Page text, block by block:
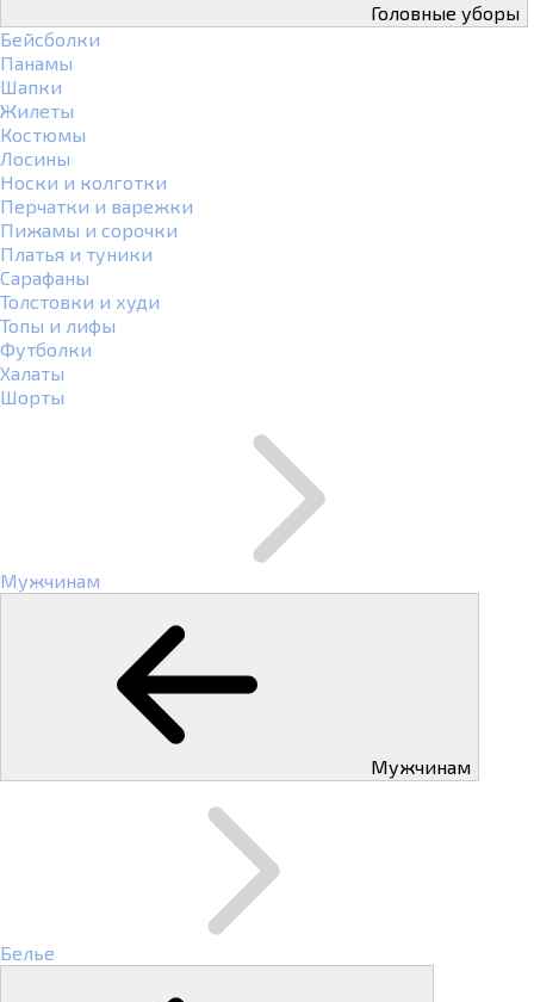
Головные уборы
Бейсболки
Панамы
Шапки
Жилеты
Костюмы
Лосины
Носки и колготки
Перчатки и варежки
Пижамы и сорочки
Платья и туники
Сарафаны
Толстовки и худи
Топы и лифы
Футболки
Халаты
Шорты
Мужчинам
Мужчинам
Белье